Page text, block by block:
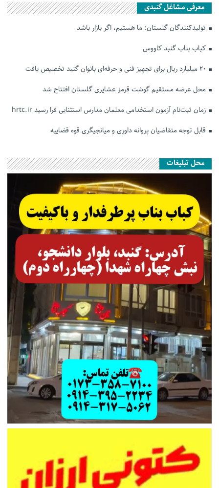
معرفی مشاغل گنبدی
تولیدکنندگان گلستان: ما هستیم، اگر بازار باشد
کباب بناب گنبد کاووس
محل عرضه مستقیم گوشت قرمز عشایری گلستان افتتاح شد
زمان ثبت‌نام آزمون استخدامی معلمان مدارس استثنایی فرا رسید hrtc.ir
قابل توجه متقاضیان پروانه داوری و میانجیگری قوه قضاییه
محل تبلیغات